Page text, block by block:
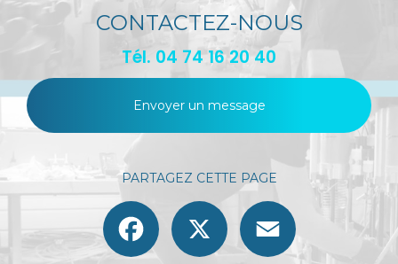
CONTACTEZ-NOUS
Tél. 04 74 16 20 40
Envoyer un message
PARTAGEZ CETTE PAGE
Facebook